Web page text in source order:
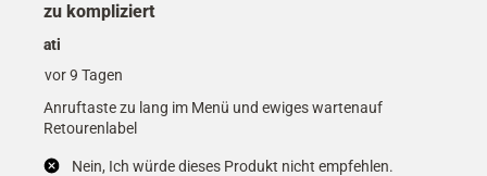
zu kompliziert
ati
vor 9 Tagen
Anruftaste zu lang im Menü und ewiges wartenauf
Retourenlabel
Nein, Ich würde dieses Produkt nicht empfehlen.